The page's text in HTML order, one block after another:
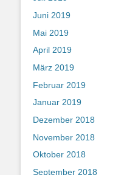
Juni 2019
Mai 2019
April 2019
März 2019
Februar 2019
Januar 2019
Dezember 2018
November 2018
Oktober 2018
September 2018